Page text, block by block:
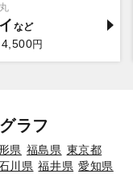
4,500円
ラフ
県 福島県 東京都
川県 福井県 愛知県